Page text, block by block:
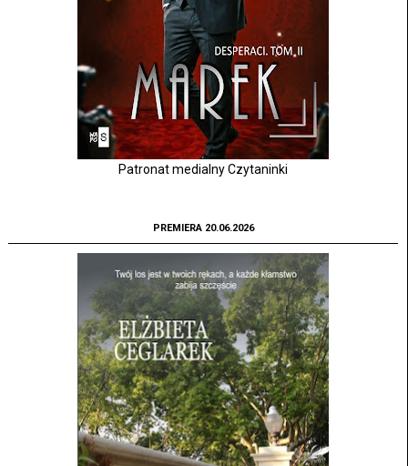
Patronat medialny Czytaninki
PREMIERA 20.06.2026